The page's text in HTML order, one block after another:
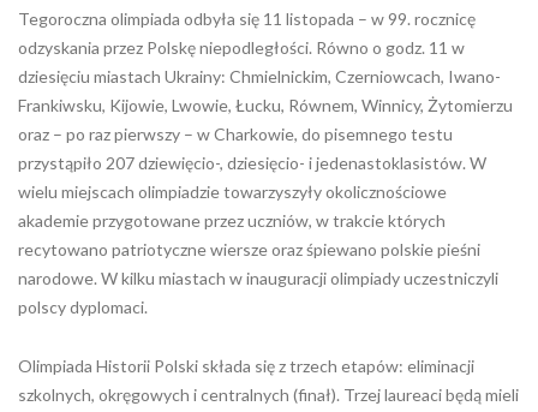
Tegoroczna olimpiada odbyła się 11 listopada – w 99. rocznicę
odzyskania przez Polskę niepodległości. Równo o godz. 11 w
dziesięciu miastach Ukrainy: Chmielnickim, Czerniowcach, Iwano-
Frankiwsku, Kijowie, Lwowie, Łucku, Równem, Winnicy, Żytomierzu
oraz – po raz pierwszy – w Charkowie, do pisemnego testu
przystąpiło 207 dziewięcio-, dziesięcio- i jedenastoklasistów. W
wielu miejscach olimpiadzie towarzyszyły okolicznościowe
akademie przygotowane przez uczniów, w trakcie których
recytowano patriotyczne wiersze oraz śpiewano polskie pieśni
narodowe. W kilku miastach w inauguracji olimpiady uczestniczyli
polscy dyplomaci.
Olimpiada Historii Polski składa się z trzech etapów: eliminacji
szkolnych, okręgowych i centralnych (finał). Trzej laureaci będą mieli